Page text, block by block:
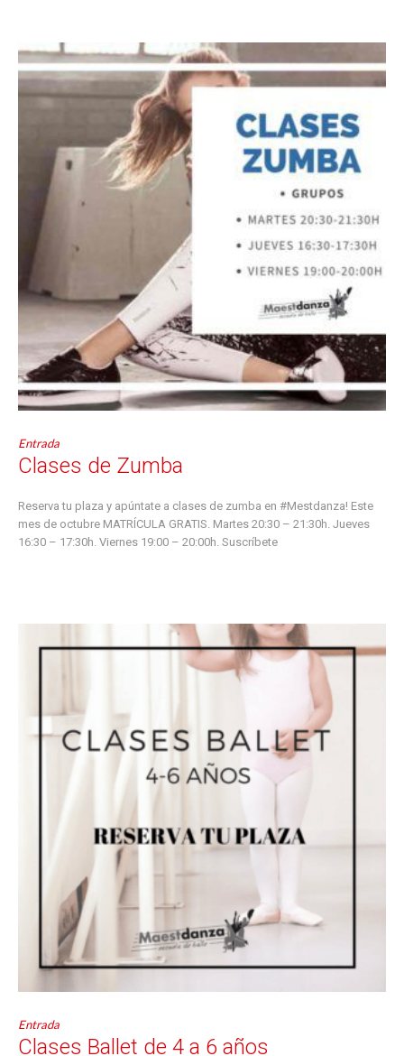
Entrada
Clases de Zumba
Reserva tu plaza y apúntate a clases de zumba en #Mestdanza! Este
mes de octubre MATRÍCULA GRATIS. Martes 20:30 – 21:30h. Jueves
16:30 – 17:30h. Viernes 19:00 – 20:00h. Suscríbete
Entrada
Clases Ballet de 4 a 6 años